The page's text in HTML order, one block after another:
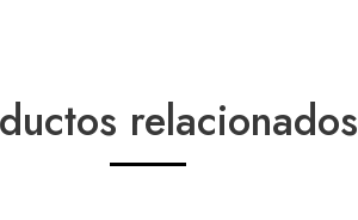
relacionados